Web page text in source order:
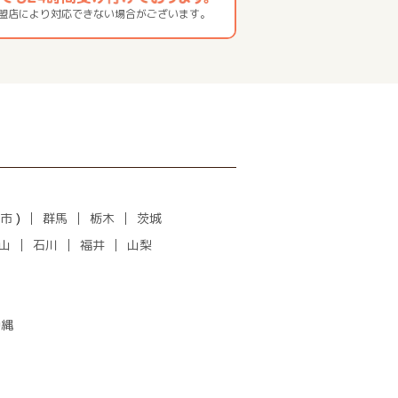
により対応できない場合がございます。
) 群馬 栃木
茨城
石川 福井 山梨